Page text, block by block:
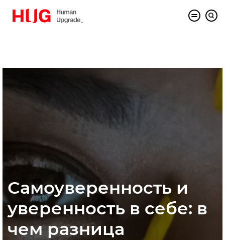
Самоуверенность и
уверенность в себе: в
чем разница